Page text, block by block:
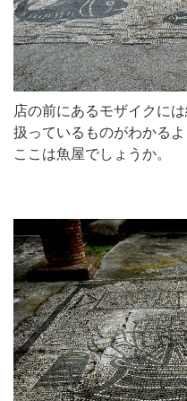
店の前にあるモザイクに
扱っているものがわかる
ここは魚屋でしょうか。